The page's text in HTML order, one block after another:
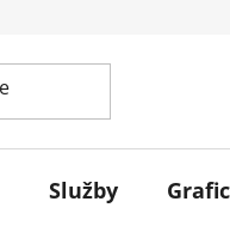
Služby